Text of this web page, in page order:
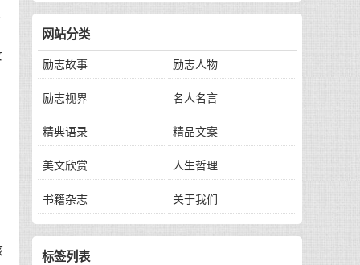
130亿，他的秘诀是？
网站分类
励志故事 励志人物
励志视界 名人名言
精典语录 精品文案
美文欣赏 人生哲理
书籍杂志 关于我们
标签列表